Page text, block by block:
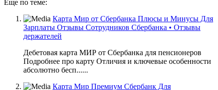
Еще по теме:
Карта Мир от Сбербанка Плюсы и Минусы Для
Зарплаты Отзывы Сотрудников Сбербанка • Отзывы
держателей
Дебетовая карта МИР от Сбербанка для пенсионеров
Подробнее про карту Отличия и ключевые особенности
абсолютно бесп......
Карта Мир Премиум Сбербанк Для